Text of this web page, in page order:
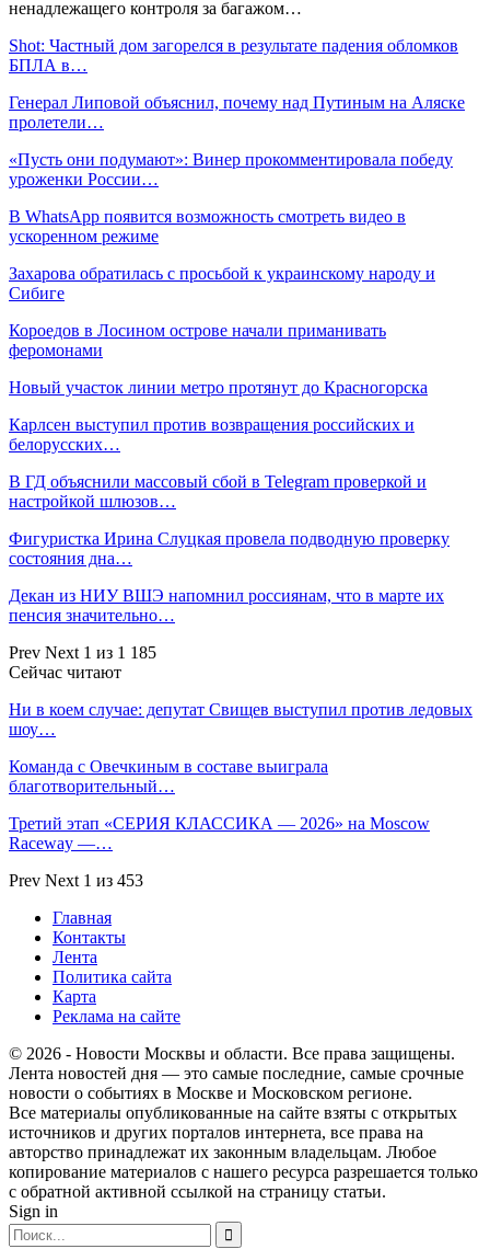
ненадлежащего контроля за багажом…
Shot: Частный дом загорелся в результате падения обломков
БПЛА в…
Генерал Липовой объяснил, почему над Путиным на Аляске
пролетели…
«Пусть они подумают»: Винер прокомментировала победу
уроженки России…
В WhatsApp появится возможность смотреть видео в
ускоренном режиме
Захарова обратилась с просьбой к украинскому народу и
Сибиге
Короедов в Лосином острове начали приманивать
феромонами
Новый участок линии метро протянут до Красногорска
Карлсен выступил против возвращения российских и
белорусских…
В ГД объяснили массовый сбой в Telegram проверкой и
настройкой шлюзов…
Фигуристка Ирина Слуцкая провела подводную проверку
состояния дна…
Декан из НИУ ВШЭ напомнил россиянам, что в марте их
пенсия значительно…
Prev Next 1 из 1 185
Сейчас читают
Ни в коем случае: депутат Свищев выступил против ледовых
шоу…
Команда с Овечкиным в составе выиграла
благотворительный…
Третий этап «СЕРИЯ КЛАССИКА — 2026» на Moscow
Raceway —…
Prev Next 1 из 453
Главная
Контакты
Лента
Политика сайта
Карта
Реклама на сайте
© 2026 - Новости Москвы и области. Все права защищены.
Лента новостей дня — это самые последние, самые срочные
новости о событиях в Москве и Московском регионе.
Все материалы опубликованные на сайте взяты с открытых
источников и других порталов интернета, все права на
авторство принадлежат их законным владельцам. Любое
копирование материалов с нашего ресурса разрешается только
с обратной активной ссылкой на страницу статьи.
Sign in